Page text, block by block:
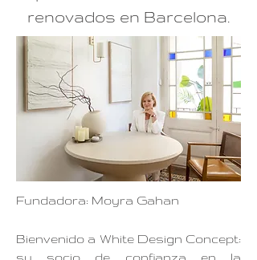
renovados en Barcelona.
Fundadora: Moyra Gahan
Bienvenido a White Design Concept:
su socio de confianza en la